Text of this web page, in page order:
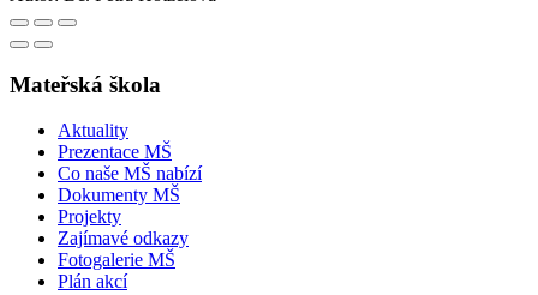
Mateřská škola
Aktuality
Prezentace MŠ
Co naše MŠ nabízí
Dokumenty MŠ
Projekty
Zajímavé odkazy
Fotogalerie MŠ
Plán akcí